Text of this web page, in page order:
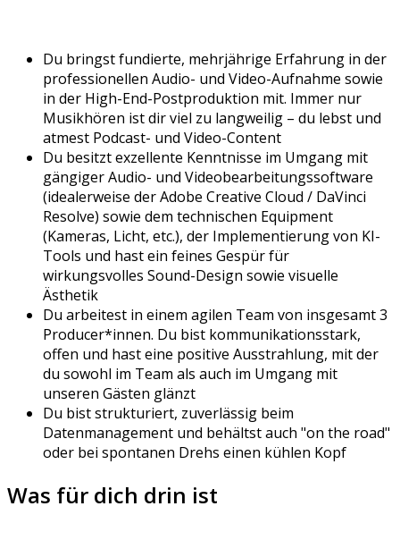
Du bringst fundierte, mehrjährige Erfahrung in der
professionellen Audio- und Video-Aufnahme sowie
in der High-End-Postproduktion mit. Immer nur
Musikhören ist dir viel zu langweilig – du lebst und
atmest Podcast- und Video-Content
Du besitzt exzellente Kenntnisse im Umgang mit
gängiger Audio- und Videobearbeitungssoftware
(idealerweise der Adobe Creative Cloud / DaVinci
Resolve) sowie dem technischen Equipment
(Kameras, Licht, etc.), der Implementierung von KI-
Tools und hast ein feines Gespür für
wirkungsvolles Sound-Design sowie visuelle
Ästhetik
Du arbeitest in einem agilen Team von insgesamt 3
Producer*innen. Du bist kommunikationsstark,
offen und hast eine positive Ausstrahlung, mit der
du sowohl im Team als auch im Umgang mit
unseren Gästen glänzt
Du bist strukturiert, zuverlässig beim
Datenmanagement und behältst auch "on the road"
oder bei spontanen Drehs einen kühlen Kopf
Was für dich drin ist